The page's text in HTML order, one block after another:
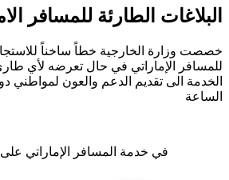
البلاغات الطارئة للمسافر
خصصت وزارة الخارجية خطاً ساخناً
للمسافر الإماراتي في حال تعرضه لأي
الخدمة الى تقديم الدعم والعون لمواطني
الساعة
في خدمة المسافر الإماراتي